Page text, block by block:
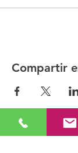
Compartir